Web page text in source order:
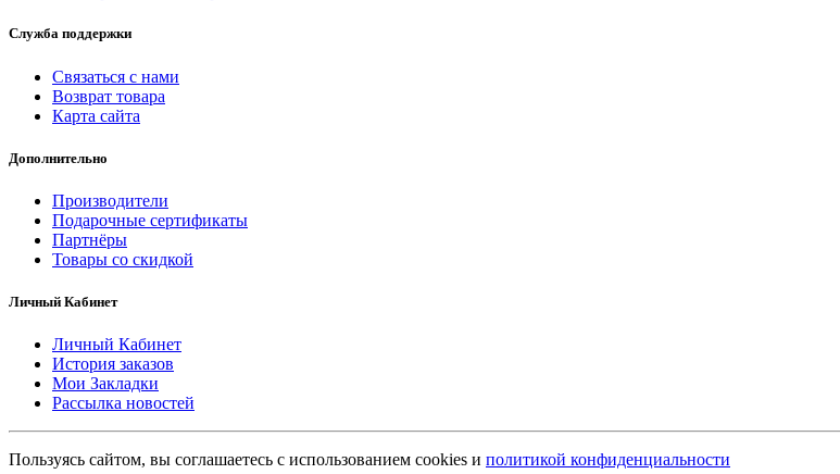
Служба поддержки
Связаться с нами
Возврат товара
Карта сайта
Дополнительно
Производители
Подарочные сертификаты
Партнёры
Товары со скидкой
Личный Кабинет
Личный Кабинет
История заказов
Мои Закладки
Рассылка новостей
Пользуясь сайтом, вы соглашаетесь с использованием cookies и политикой конфиденциальности